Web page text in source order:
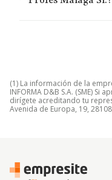
(1) La información de la
INFORMA D&B S.A. (SME)
dirígete acreditando tu
Avenida de Europa, 19,